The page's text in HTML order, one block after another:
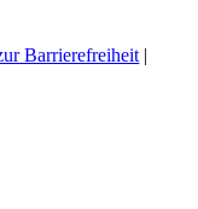
Barrierefreiheit |